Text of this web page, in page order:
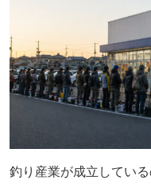
釣り産業が成立してい